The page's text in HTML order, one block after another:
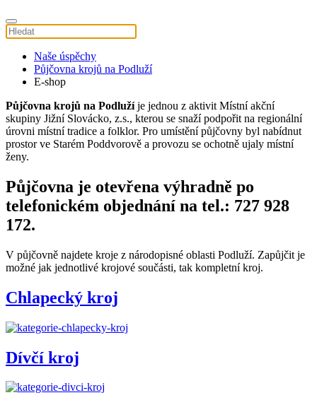
Naše úspěchy
Půjčovna krojů na Podluží
E-shop
Půjčovna krojů na Podlužíje jednou z aktivit Místní akční
skupiny Jižní Slovácko, z.s., kterou se snaží podpořit na regionální
úrovni místní tradice a folklor. Pro umístění půjčovny byl nabídnut
prostor ve Starém Poddvorově a provozu se ochotně ujaly místní
ženy.
Půjčovna je otevřena výhradně po
telefonickém objednání na tel.: 727 928
172.
V půjčovně najdete kroje z národopisné oblasti Podluží. Zapůjčit je
možné jak jednotlivé krojové součásti, tak kompletní kroj.
Chlapecký kroj
Dívčí kroj